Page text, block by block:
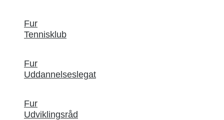
Fur
Tennisklub
Fur
Uddannelseslegat
Fur
Udviklingsråd